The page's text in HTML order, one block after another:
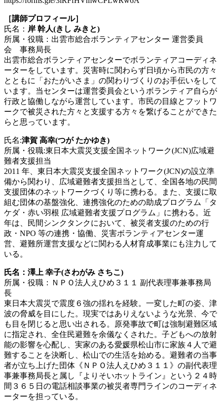
［講師プロフィール］
氏名： 岸 幹人(きし みきと)
所属・役職：出雲市総合ボランティアセンター 運営委員
会 事務局長
出雲市総合ボランティアセンターでボランティアコーディネ
ーターをしています。災害時に関わらず日頃から市民の方々
とともに「おたがいさま」の関わりづくりのお手伝いをして
います。当センターは運営委員会というボランティア自らが
行政と協働しながら運営しています。市民の目線とフットワ
ークで被災された方々と支援する方々を繋げることができた
らと思っています。
氏名:津賀 高幸(つが たかゆき)
所属・役職:東日本大震災支援全国ネットワーク(JCN)広域避
難者支援担当
2011 年、東日本大震災支援全国ネットワーク(JCN)の設立準
備から関わり、広域避難者支援担当として、全国各地の民間
支援団体のネットワークづくり等に携わる。また、支援に取
組む団体の基盤強化、連携強化のための助成プログラム「タ
ケダ・赤い羽根 広域避難者支援プログラム」に携わる。近
年は、民間シンクタンクにおいて、被災者支援のための行
政・NPO 等の連携・協働、災害ボランティアセンター運
営、避難所運営支援などに関わる人材育成事業にも注力して
いる。
氏名：澤上 幸子(さわがみ さちこ)
所属・役職：ＮＰＯ法人えひめ３１１ 副代表理事兼事務局
長
東日本大震災で震度６強の揺れを経験。一変した町の姿、津
波の脅威を目にした。現実ではありえないような光景、今で
も目を閉じると思い出される。原発事故で町は強制避難区域
に指定され、全住民避難を余儀なくされた。子どもへの放射
能の影響を心配し、実家のある愛媛県松山市に家族４人で避
難することを決断し、松山での生活を始める。避難者の当事
者が立ち上げた団体《ＮＰＯ法人えひめ３１１》の副代表理
事兼事務局長と属し『よりそいホットライン』という２４時
間３６５日の電話相談事業の被災者専門ラインのコーディネ
ーターを担っている。